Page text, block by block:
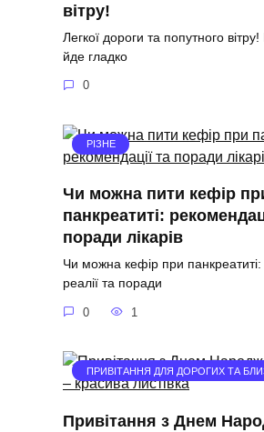
вітру!
Легкої дороги та попутного
йде гладко
0
РІЗНЕ
Чи можна пити кефір
панкреатиті:
поради лікарів
Чи можна кефір при панкреатиті:
реалії та поради
0 1
ПРИВІТАННЯ ДЛЯ ДОРОГИХ ТА
Привітання з Днем